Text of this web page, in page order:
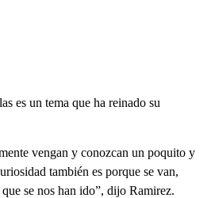
es un tema que ha reinado su
vengan y conozcan un poquito y
también es porque se van,
se nos han ido”, dijo Ramirez.